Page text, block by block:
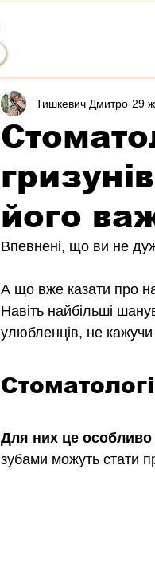
його
Тишкевич Дмитро 29
Впевнені, що ви не
А що вже казати про
Навіть найбільші
улюбленців, не
Для них це
зубами можуть стати